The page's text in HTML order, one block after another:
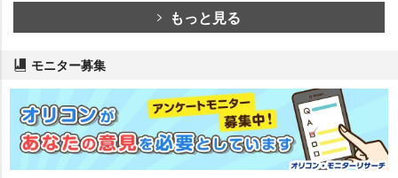
もっと見る
モニター募集